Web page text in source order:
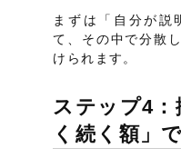
まずは「自分が説
て、その中で分散
けられます。
ステップ4：
く続く額」